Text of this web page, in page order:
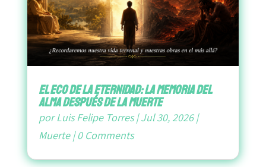
El Eco de la Eternidad: La Memoria del
Alma después de la Muerte
porLuis Felipe Torres|Jul 30, 2026|
Muerte|0 Comments